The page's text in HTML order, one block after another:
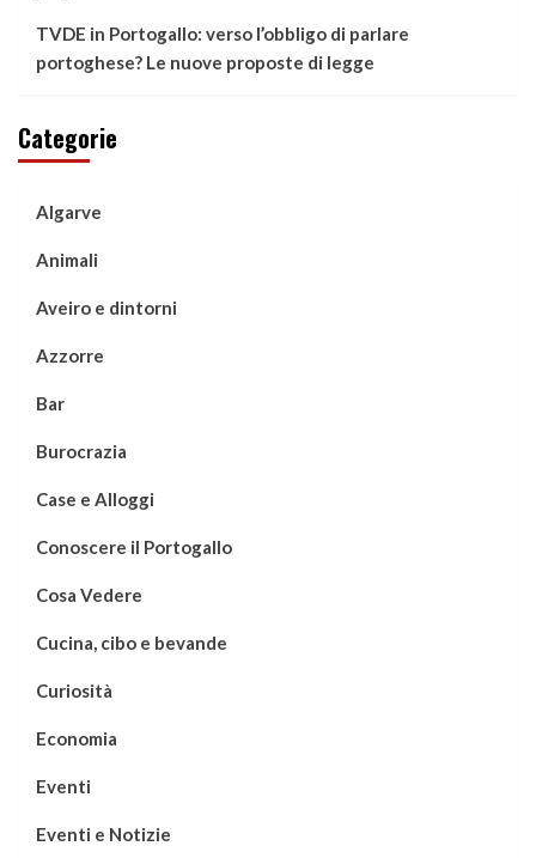
TVDE in Portogallo: verso l’obbligo di parlare
portoghese? Le nuove proposte di legge
Categorie
Algarve
Animali
Aveiro e dintorni
Azzorre
Bar
Burocrazia
Case e Alloggi
Conoscere il Portogallo
Cosa Vedere
Cucina, cibo e bevande
Curiosità
Economia
Eventi
Eventi e Notizie